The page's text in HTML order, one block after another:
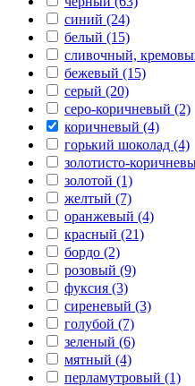
синий (24)
белый (15)
сливочный,
бежевый (15)
серый (20)
серо-коричневый (2)
коричневый (4)
горький шоколад (4)
золотисто-
золотой (1)
желтый (7)
оранжевый (4)
красный (21)
бордо (2)
розовый (9)
фуксия (3)
сиреневый (3)
голубой (7)
зеленый (6)
мятный (4)
перламутровый (1)